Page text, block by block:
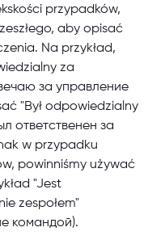
przypadków,
aby opisać
Na przykład,
za
за управление
"Był odpowiedzialny
ответственен за
w przypadku
powinniśmy używać
"Jest
zespołem"
командой).